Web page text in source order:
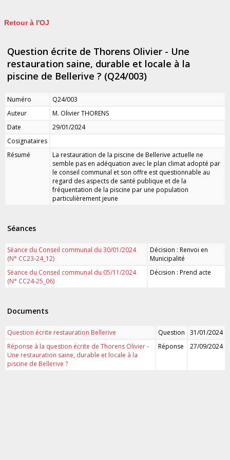
Retour à l'OJ
Question écrite de Thorens Olivier - Une
restauration saine, durable et locale à la
piscine de Bellerive ? (Q24/003)
Numéro
Q24/003
Auteur
M. Olivier THORENS
Date
29/01/2024
Cosignataires
Résumé
La restauration de la piscine de Bellerive actuelle ne
semble pas en adéquation avec le plan climat adopté par
le conseil communal et son offre est questionnable au
regard des aspects de santé publique et de la
fréquentation de la piscine par une population
particulièrement jeune
Séances
Séance du Conseil communal du 30/01/2024
(N° CC23-24_12)
Décision : Renvoi en
Municipalité
Séance du Conseil communal du 05/11/2024
(N° CC24-25_06)
Décision : Prend acte
Documents
Question écrite restauration Bellerive Question
31/01/2024
Réponse à la question écrite de Thorens Olivier -
Une restauration saine, durable et locale à la
piscine de Bellerive ?
Réponse 27/09/2024